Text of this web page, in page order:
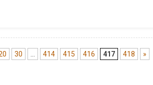
30 414 415 416 417 418 »